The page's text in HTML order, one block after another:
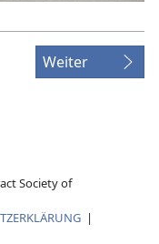
Weiter
Society of
|